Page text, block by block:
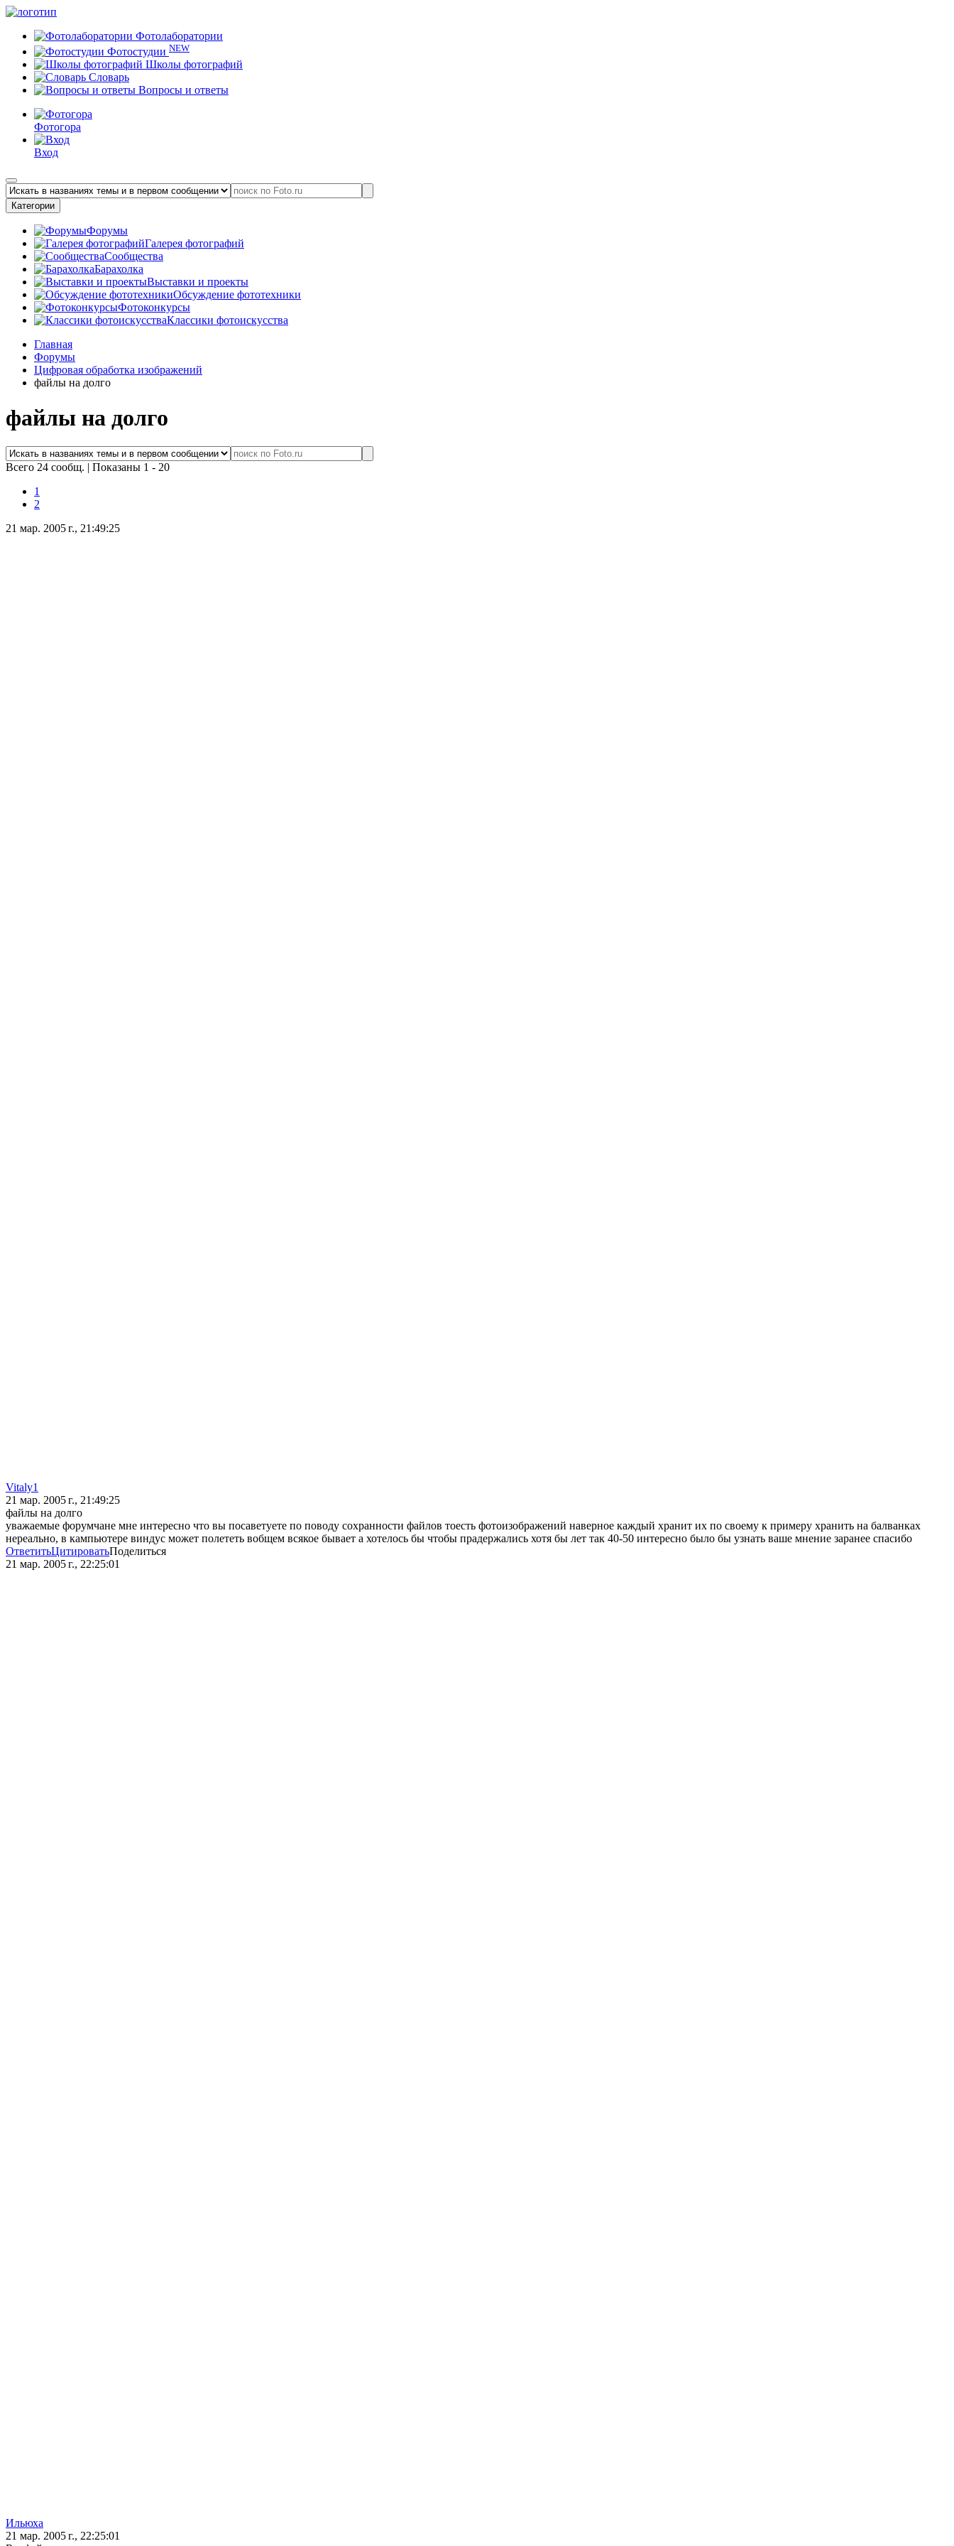
Фотолаборатории
Фотостудии NEW
Школы фотографий
Словарь
Вопросы и ответы
Фотогора
Вход
Категории
Форумы
Галерея фотографий
Сообщества
Барахолка
Выставки и проекты
Обсуждение фототехники
Фотоконкурсы
Классики фотоискусства
Главная
Форумы
Цифровая обработка изображений
файлы на долго
файлы на долго
Всего 24 сообщ. | Показаны 1 - 20
1
2
21 мар. 2005 г., 21:49:25
Vitaly1
21 мар. 2005 г., 21:49:25
файлы на долго
уважаемые форумчане мне интересно что вы посаветуете по поводу сохранности файлов тоесть фотоизображений наверное каждый хранит их по своему к примеру хранить на балванках
нереально, в кампьютере виндус может полететь вобщем всякое бывает а хотелось бы чтобы прадержались хотя бы лет так 40-50 интересно было бы узнать ваше мнение заранее спасибо
ОтветитьЦитироватьПоделиться
21 мар. 2005 г., 22:25:01
Ильюха
21 мар. 2005 г., 22:25:01